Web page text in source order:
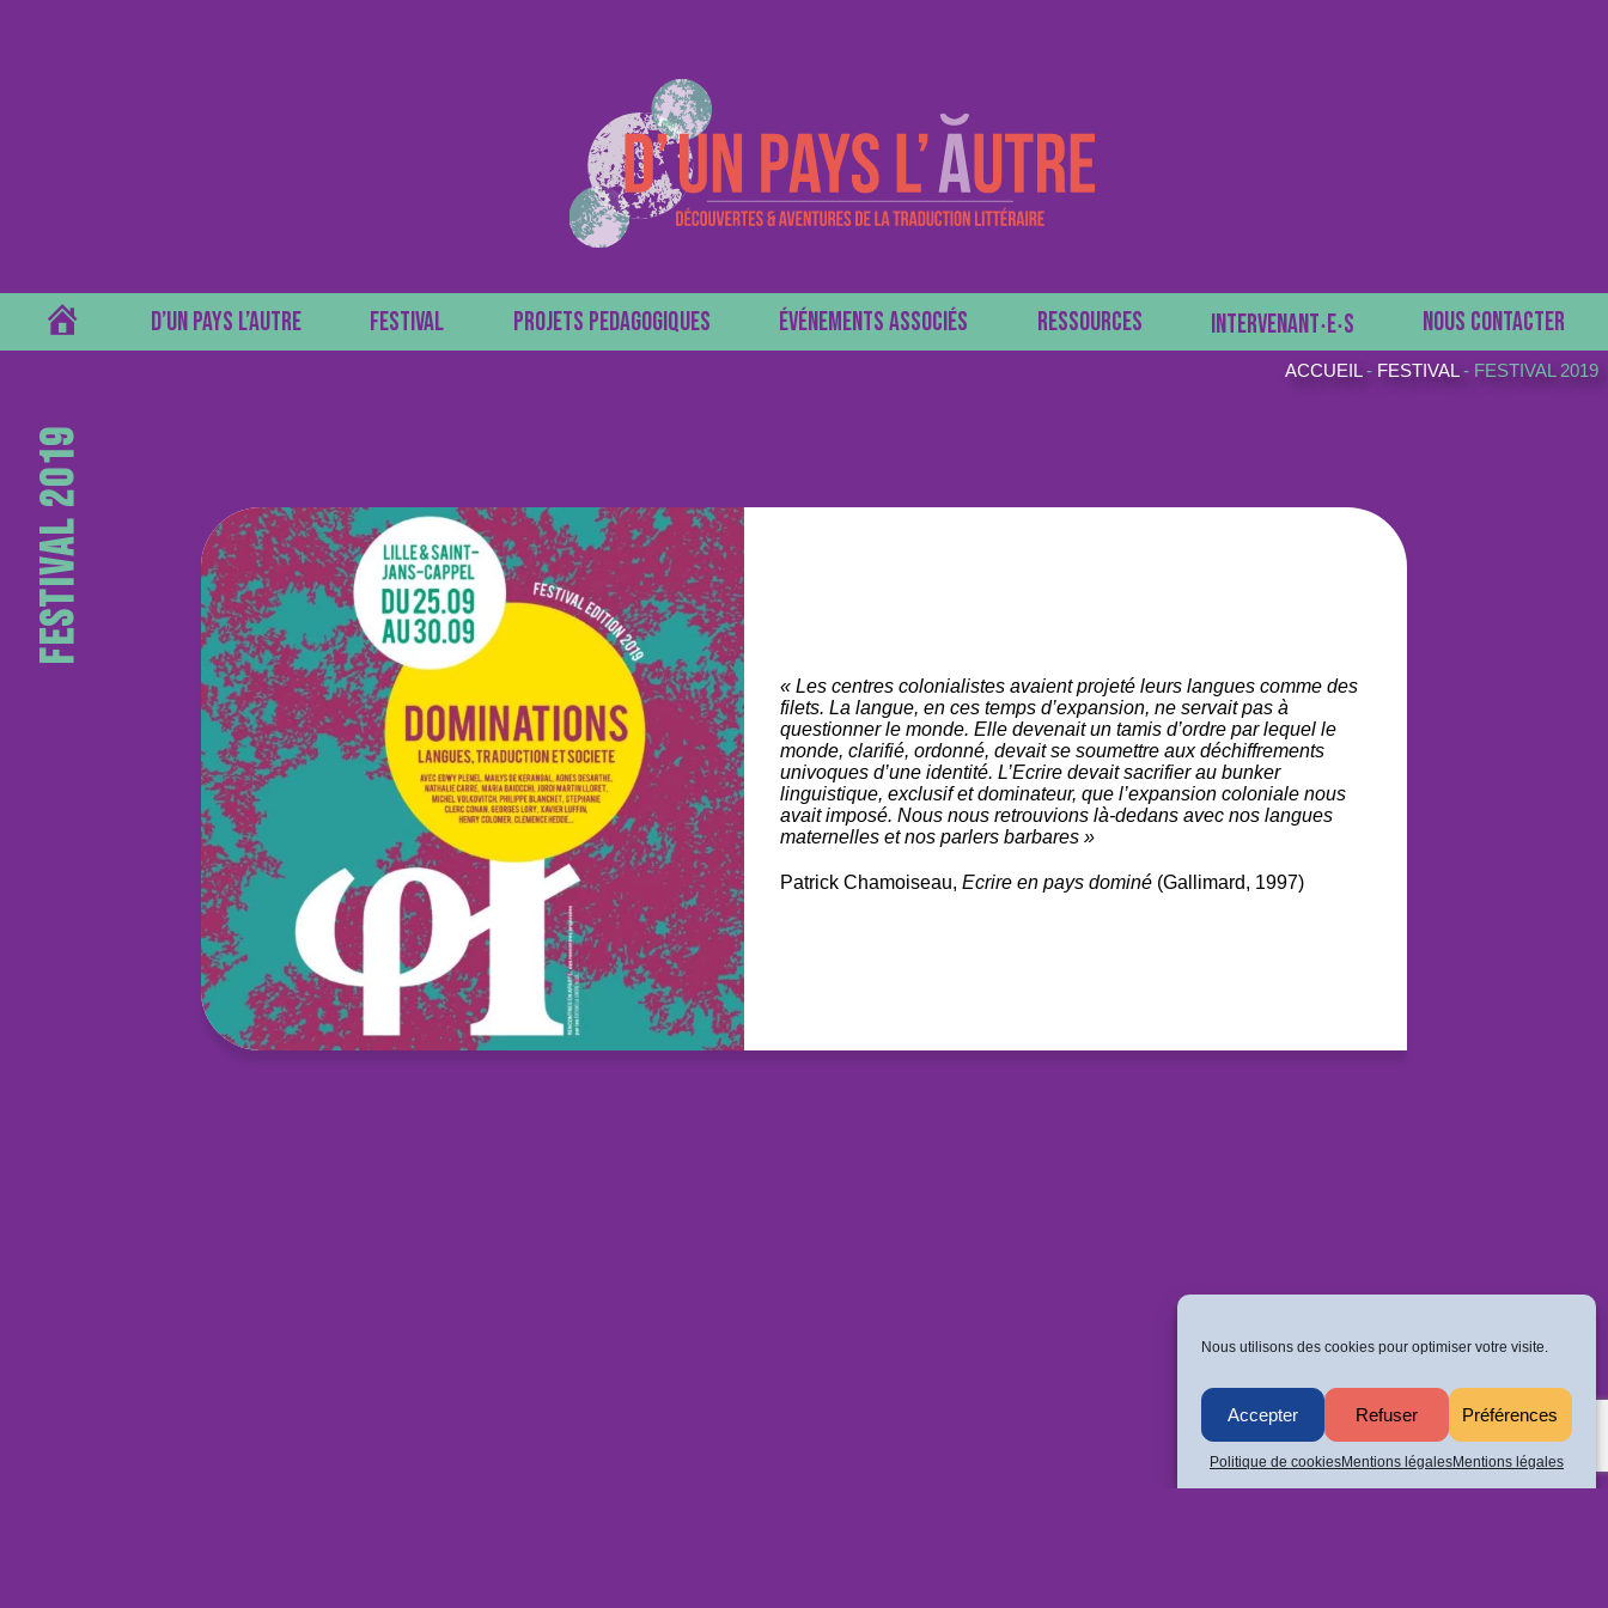
Nous utilisons des cookies pour optimiser votre visite.
Accepter Refuser Préférences
Politique de cookiesMentions légalesMentions légales
D’UN PAYS L’AUTRE FESTIVAL PROJETS PEDAGOGIQUES ÉVÉNEMENTS ASSOCIÉS RESSOURCES INTERVENANT‧E‧S NOUS CONTACTER
ACCUEIL- FESTIVAL- FESTIVAL 2019
Festival 2019
« Les centres colonialistes avaient projeté leurs langues comme des
filets. La langue, en ces temps d’expansion, ne servait pas à
questionner le monde. Elle devenait un tamis d’ordre par lequel le
monde, clarifié, ordonné, devait se soumettre aux déchiffrements
univoques d’une identité. L’Ecrire devait sacrifier au bunker
linguistique, exclusif et dominateur, que l’expansion coloniale nous
avait imposé. Nous nous retrouvions là-dedans avec nos langues
maternelles et nos parlers barbares »
Patrick Chamoiseau, Ecrire en pays dominé(Gallimard, 1997)